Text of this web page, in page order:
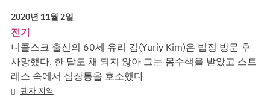
2020년 11월 2일
전기
니콜스크 출신의 60세 유리 김(Yuriy Kim)은 법정 방문 후
사망했다. 한 달도 채 되지 않아 그는 몸수색을 받았고 스트
레스 속에서 심장통을 호소했다
펜자 지역